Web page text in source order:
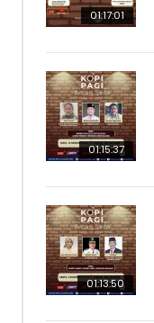
01:17:01
01:15:37
01:13:50